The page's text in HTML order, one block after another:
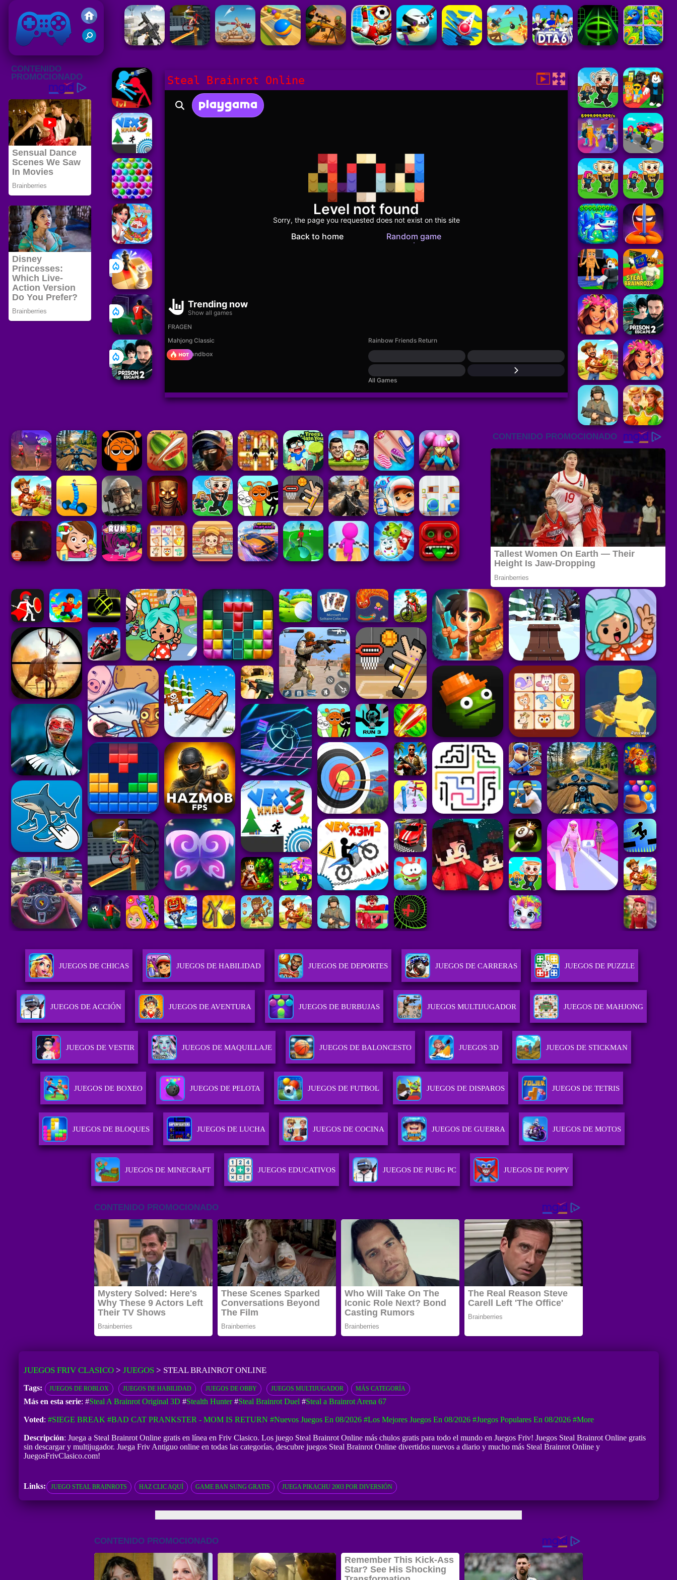
Clasico
Steal Brainrot Online
JUEGOS DE CHICAS JUEGOS DE HABILIDAD JUEGOS DE DEPORTES JUEGOS DE CARRERAS JUEGOS DE PUZZLE
JUEGOS DE ACCIÓN JUEGOS DE AVENTURA JUEGOS DE BURBUJAS JUEGOS MULTIJUGADOR JUEGOS DE MAHJONG
JUEGOS DE VESTIR JUEGOS DE MAQUILLAJE JUEGOS DE BALONCESTO JUEGOS 3D JUEGOS DE STICKMAN
JUEGOS DE BOXEO JUEGOS DE PELOTA JUEGOS DE FUTBOL JUEGOS DE DISPAROS JUEGOS DE TETRIS
JUEGOS DE BLOQUES JUEGOS DE LUCHA JUEGOS DE COCINA JUEGOS DE GUERRA JUEGOS DE MOTOS
JUEGOS DE MINECRAFT JUEGOS EDUCATIVOS JUEGOS DE PUBG PC JUEGOS DE POPPY
JUEGOS FRIV CLASICO> JUEGOS> STEAL BRAINROT ONLINE
Tags: JUEGOS DE ROBLOX JUEGOS DE HABILIDAD JUEGOS DE OBBY JUEGOS MULTIJUGADOR MÁS CATEGORÍA
Más en esta serie: #Steal A Brainrot Original 3D #Stealth Hunter#Steal Brainrot Duel #Steal a Brainrot Arena 67
Voted: #SIEGE BREAK #BAD CAT PRANKSTER - MOM IS RETURN #Nuevos Juegos En 08/2026 #Los Mejores Juegos En 08/2026 #Juegos Populares En 08/2026 #more
Descripción: Juega a Steal Brainrot Online gratis en línea en Friv Clasico. Los juego Steal Brainrot Online más chulos gratis para todo el mundo en Juegos Friv! Juegos Steal Brainrot Online gratis
sin descargar y multijugador. Juega Friv Antiguo online en todas las categorías, descubre juegos Steal Brainrot Online divertidos nuevos a diario y mucho más Steal Brainrot Online y
JuegosFrivClasico.com!
Links: JUEGO STEAL BRAINROTS HAZ CLIC AQUÍ GAME BAN SUNG GRATIS JUEGA PIKACHU 2003 POR DIVERSIÓN